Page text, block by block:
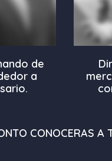
de
a
CONOCERAS A